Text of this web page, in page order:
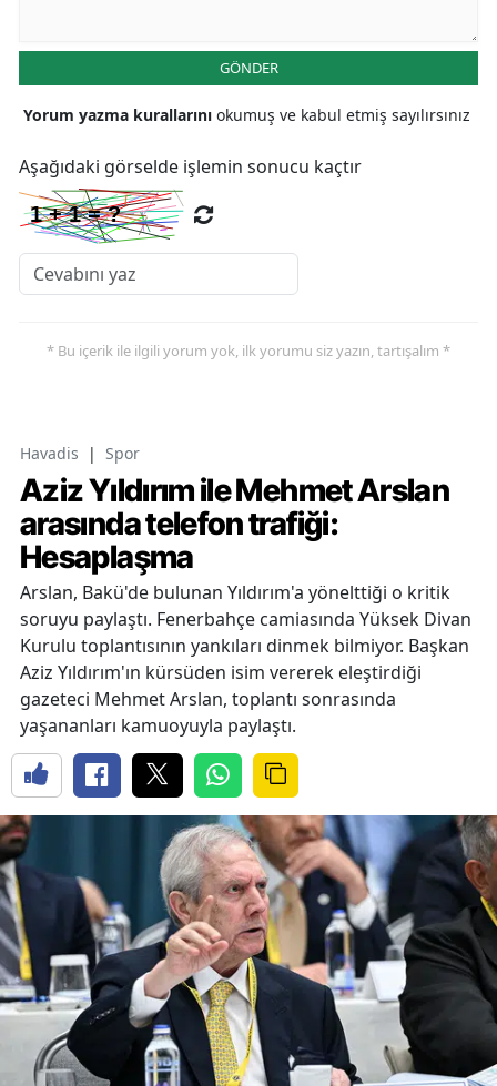
GÖNDER
Yorum yazma kurallarını okumuş ve kabul etmiş sayılırsınız
Aşağıdaki görselde işlemin sonucu kaçtır
* Bu içerik ile ilgili yorum yok, ilk yorumu siz yazın, tartışalım *
Havadis | Spor
Aziz Yıldırım ile Mehmet Arslan
arasında telefon trafiği:
Hesaplaşma
Arslan, Bakü'de bulunan Yıldırım'a yönelttiği o kritik
soruyu paylaştı. Fenerbahçe camiasında Yüksek Divan
Kurulu toplantısının yankıları dinmek bilmiyor. Başkan
Aziz Yıldırım'ın kürsüden isim vererek eleştirdiği
gazeteci Mehmet Arslan, toplantı sonrasında
yaşananları kamuoyuyla paylaştı.